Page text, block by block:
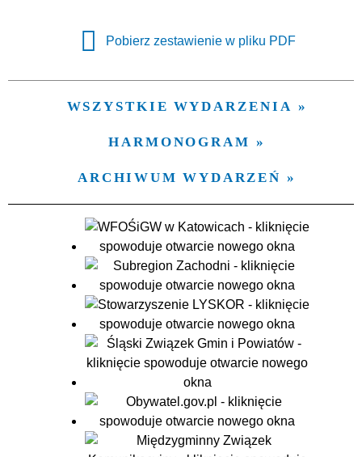
Organizator
Pobierz zestawienie w pliku PDF
WSZYSTKIE WYDARZENIA
HARMONOGRAM
ARCHIWUM WYDARZEŃ